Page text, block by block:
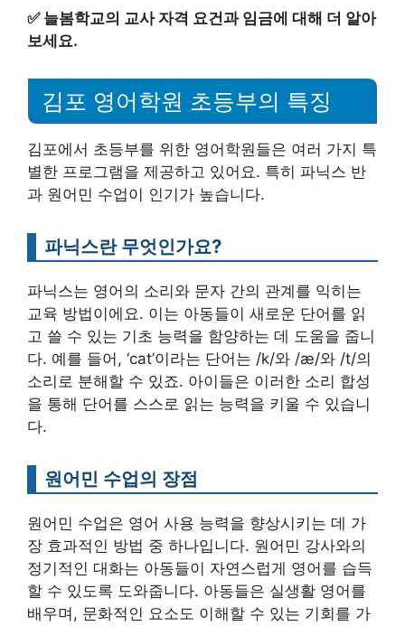
✅ 늘봄학교의 교사 자격 요건과 임금에 대해 더 알아
보세요.
김포 영어학원 초등부의 특징
김포에서 초등부를 위한 영어학원들은 여러 가지 특
별한 프로그램을 제공하고 있어요. 특히 파닉스 반
과 원어민 수업이 인기가 높습니다.
파닉스란 무엇인가요?
파닉스는 영어의 소리와 문자 간의 관계를 익히는
교육 방법이에요. 이는 아동들이 새로운 단어를 읽
고 쓸 수 있는 기초 능력을 함양하는 데 도움을 줍니
다. 예를 들어, ‘cat’이라는 단어는 /k/와 /æ/와 /t/의
소리로 분해할 수 있죠. 아이들은 이러한 소리 합성
을 통해 단어를 스스로 읽는 능력을 키울 수 있습니
다.
원어민 수업의 장점
원어민 수업은 영어 사용 능력을 향상시키는 데 가
장 효과적인 방법 중 하나입니다. 원어민 강사와의
정기적인 대화는 아동들이 자연스럽게 영어를 습득
할 수 있도록 도와줍니다. 아동들은 실생활 영어를
배우며, 문화적인 요소도 이해할 수 있는 기회를 가